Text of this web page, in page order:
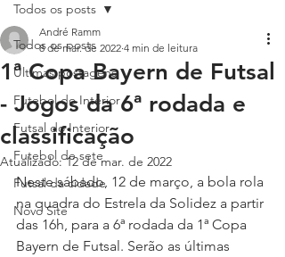
Todos os posts
Últimas postagens
Futebol do Interior
Futsal do Interior
Futebol de sete
Futsal da cidade
Novo Site
Todos os posts
1ª Copa Bayern de Futsal
- Jogos da 6ª rodada e
classificação
André Ramm
8 de mar. de 2022 4 min de leitura
Atualizado:12 de mar. de 2022
Neste sábado, 12 de março, a bola rola
na quadra do Estrela da Solidez a partir
das 16h, para a 6ª rodada da 1ª Copa
Bayern de Futsal. Serão as últimas